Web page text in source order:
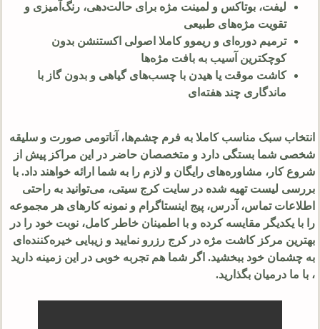
لیفت، بوتاکس و لمینت مژه برای حالت‌دهی، رنگ‌آمیزی و
تقویت مژه‌های طبیعی
ترمیم دوره‌ای و ریموو کاملا اصولی اکستنشن بدون
کوچکترین آسیب به بافت مژه‌ها
کاشت موقت یا هیدن با چسب‌های گیاهی و بدون گاز با
ماندگاری چند هفته‌ای
انتخاب سبک مناسب کاملا به فرم چشم‌ها، آناتومی صورت و سلیقه
شخصی شما بستگی دارد و متخصصان حاضر در این مراکز پیش از
شروع کار، مشاوره‌های رایگان و لازم را به شما ارائه خواهند داد. با
بررسی لیست تهیه شده در سایت کرج سیتی، می‌توانید به راحتی
اطلاعات تماس، آدرس، پیج اینستاگرام و نمونه کارهای هر مجموعه
را با یکدیگر مقایسه کرده و با اطمینان خاطر کامل، نوبت خود را در
بهترین مرکز کاشت مژه در کرج رزرو نمایید و زیبایی خیره‌کننده‌ای
به چشمان خود ببخشید. اگر شما هم تجربه خوبی در این زمینه دارید
، با ما درمیان بگذارید.